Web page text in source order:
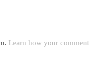
Learn how your comment